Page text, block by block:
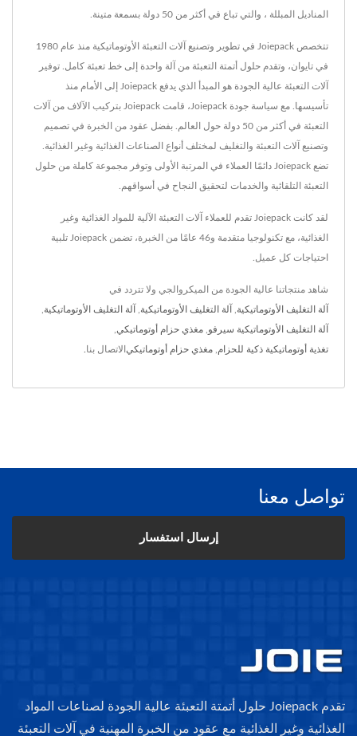
المناديل المبللة ، والتي تباع في أكثر من 50 دولة بسمعة متينة.
تتخصص Joiepack في تطوير وتصنيع آلات التعبئة الأوتوماتيكية منذ عام 1980
في تايوان، وتقدم حلول أتمتة التعبئة من آلة واحدة إلى خط تعبئة كامل. توفير
آلات التعبئة عالية الجودة هو المبدأ الذي يدفع Joiepack إلى الأمام منذ
تأسيسها. مع سياسة جودة Joiepack، قامت Joiepack بتركيب الآلاف من آلات
التعبئة في أكثر من 50 دولة حول العالم. بفضل عقود من الخبرة في تصميم
وتصنيع آلات التعبئة والتغليف لمختلف أنواع الصناعات الغذائية وغير الغذائية.
تضع Joiepack دائمًا العملاء في المرتبة الأولى وتوفر مجموعة كاملة من حلول
التعبئة التلقائية والخدمات لتحقيق النجاح في أسواقهم.
لقد كانت Joiepack تقدم للعملاء آلات التعبئة الآلية للمواد الغذائية وغير
الغذائية، مع تكنولوجيا متقدمة و46 عامًا من الخبرة، تضمن Joiepack تلبية
احتياجات كل عميل.
شاهد منتجاتنا عالية الجودة من الميكروالجي ولا تتردد في
آلة التغليف الأوتوماتيكية آلة التغليف الأوتوماتيكية آلة التغليف الأوتوماتيكية
آلة التغليف الأوتوماتيكية سيرفو مغذي حزام أوتوماتيكي
تغذية أوتوماتيكية ذكية للحزام مغذي حزام أوتوماتيكي الاتصال بنا
تواصل معنا
إرسال استفسار
تقدم Joiepack حلول أتمتة التعبئة عالية الجودة لصناعات المواد
الغذائية وغير الغذائية مع عقود من الخبرة المهنية في آلات التعبئة